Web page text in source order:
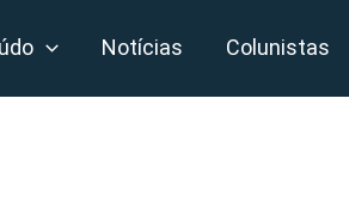
Notícias Colunistas